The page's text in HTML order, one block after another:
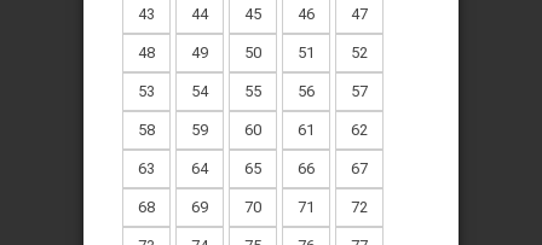
43 44 45 46 47
48 49 50 51 52
53 54 55 56 57
58 59 60 61 62
63 64 65 66 67
68 69 70 71 72